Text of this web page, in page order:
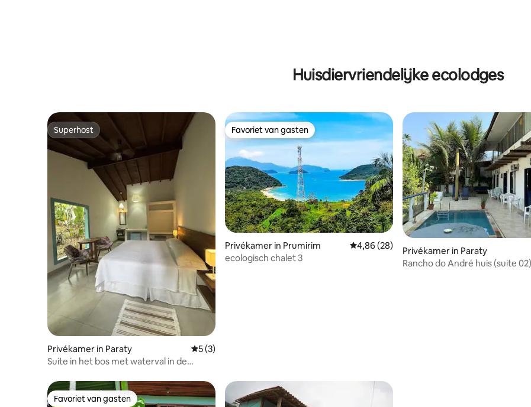
Huisdiervriendelijke ecolodges
Superhost
Superhost
Privékamer in Paraty Gemiddelde beoordeling van 5 uit 5, 3 recensies
5 (3)
Suite in het bos met waterval in de
Favoriet van gasten
Favoriet van gasten
Privékamer in Prumirim Gemiddelde beoordeling van 4,86 uit 5, 28
4,86 (28)
ecologisch chalet 3
Privékamer in Paraty
Rancho do André huis (suite 02)
Favoriet van gasten
Favoriet van gasten